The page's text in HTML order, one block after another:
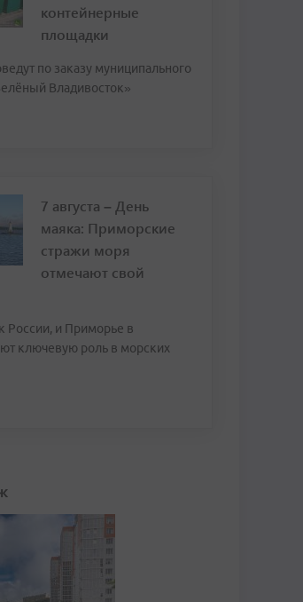
контейнерные
площадки
по заказу муниципального
Владивосток»
7 августа – День
маяка: Приморские
стражи моря
отмечают свой
России, и Приморье в
ключевую роль в морских